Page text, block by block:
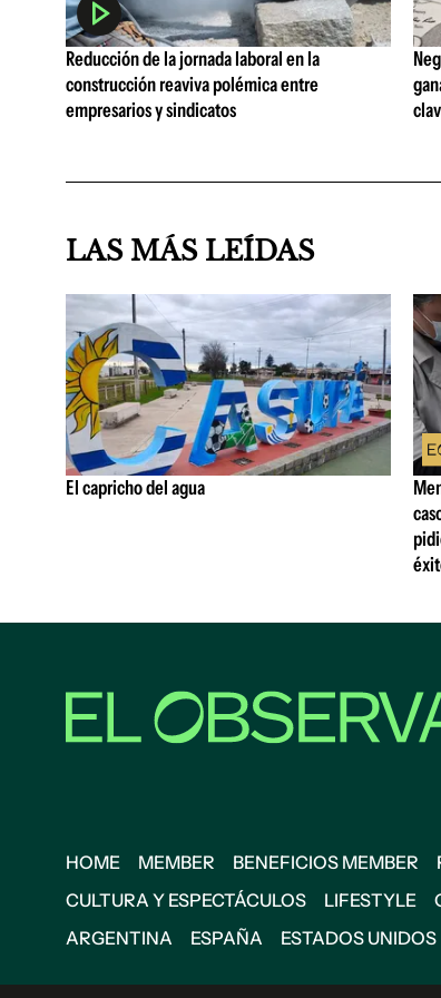
Reducción de la jornada laboral en la
construcción reaviva polémica entre
empresarios y sindicatos
LAS MÁS LEÍDAS
El capricho del agua
HOME MEMBER BENEFICIOS MEMBER
CULTURA Y ESPECTÁCULOS
LIFESTYLE
ARGENTINA
ESPAÑA ESTADOS UNIDOS